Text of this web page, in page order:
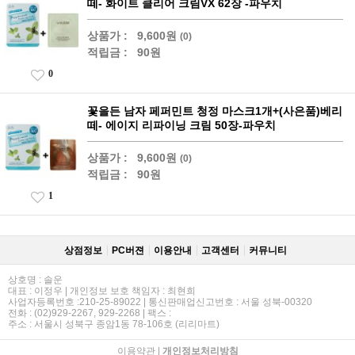
떼- 화이트 클리어 크림VX 62장 -파우치
상품가 : 9,600원 (0)
적립금 : 90원
0
꽃을든 남자 페퍼민트 청정 마스크1개+(사은품)베리
떼- 에이지 리파이닝 크림 50장-파우치
상품가 : 9,600원 (0)
적립금 : 90원
1
상점정보 PC버젼 이용안내 고객센터 커뮤니티
상호명 : 솔운
대표 : 이정우 | 개인정보 보호 책임자 : 최현희
사업자등록번호 :210-25-89022 | 통신판매업신고번호 : 서울 성북-00320
전화 : (02)929-2267, 929-2268 | 팩스 :
주소 : 서울시 성북구 종암1동 78-106호 (리리마트)
이용약관| 개인정보처리방침